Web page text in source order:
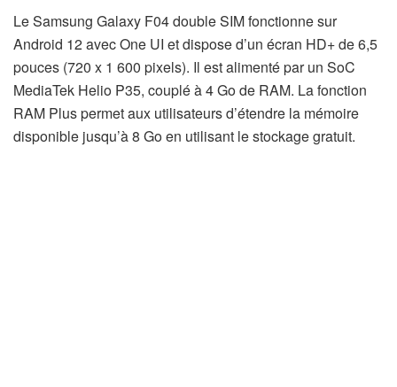
Le Samsung Galaxy F04 double SIM fonctionne sur
Android 12 avec One UI et dispose d’un écran HD+ de 6,5
pouces (720 x 1 600 pixels). Il est alimenté par un SoC
MediaTek Helio P35, couplé à 4 Go de RAM. La fonction
RAM Plus permet aux utilisateurs d’étendre la mémoire
disponible jusqu’à 8 Go en utilisant le stockage gratuit.